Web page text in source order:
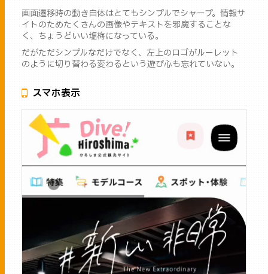
画面遷移時の動き自体はとてもシンプルでシャープ。情報サ
イトのためたくさんの画像やテキストを邪魔することな
く、ちょうどいい塩梅になっている。
だがただシンプルなだけでなく、左上のロゴがルーレット
のように切り替わる変わるという遊び心も忘れていない。
スマホ表示